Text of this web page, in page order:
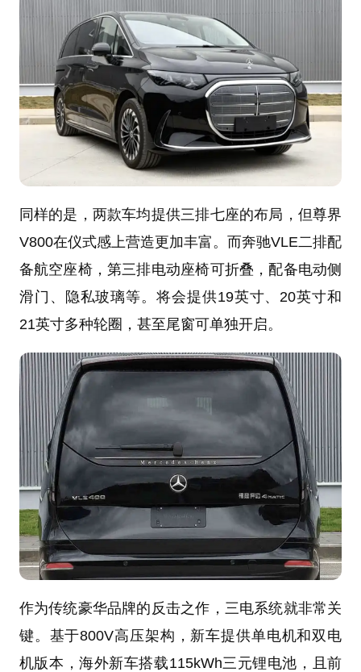
同样的是，两款车均提供三排七座的布局，但尊界
V800在仪式感上营造更加丰富。而奔驰VLE二排配
备航空座椅，第三排电动座椅可折叠，配备电动侧
滑门、隐私玻璃等。将会提供19英寸、20英寸和
21英寸多种轮圈，甚至尾窗可单独开启。
作为传统豪华品牌的反击之作，三电系统就非常关
键。基于800V高压架构，新车提供单电机和双电
机版本，海外新车搭载115kWh三元锂电池，且前